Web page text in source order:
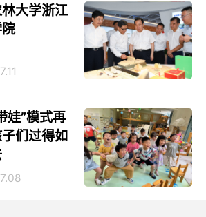
大学浙江
娃”模式再
们过得如